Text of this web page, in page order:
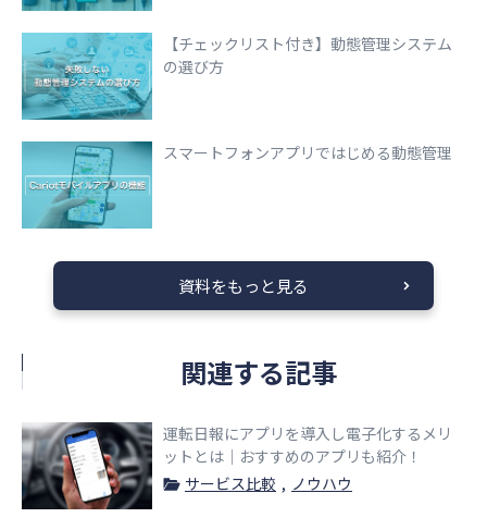
【チェックリスト付き】動態管理システム
の選び方
スマートフォンアプリではじめる動態管理
資料をもっと見る
関連する記事
運転日報にアプリを導入し電子化するメリ
ットとは｜おすすめのアプリも紹介！
サービス比較
ノウハウ